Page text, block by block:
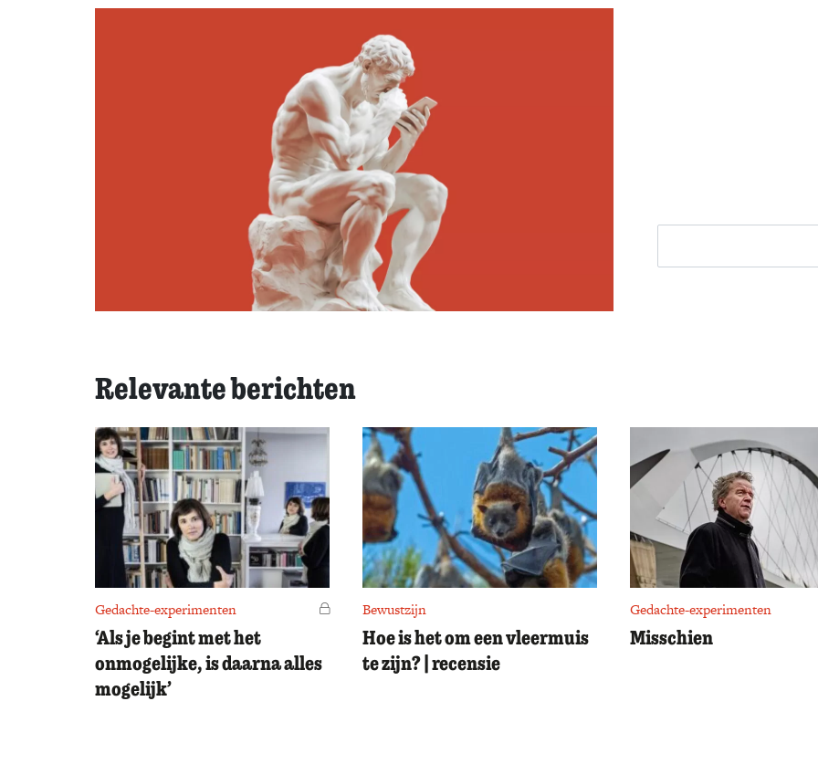
Relevante berichten
Gedachte-experimenten Voor leden
‘Als je begint met het
onmogelijke, is daarna alles
mogelijk’
Bewustzijn
Hoe is het om een vleermuis
te zijn? | recensie
Gedachte-experimenten
Misschien